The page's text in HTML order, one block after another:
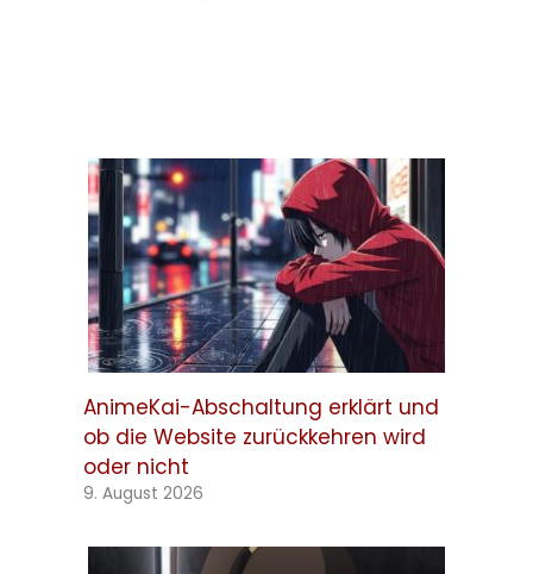
AnimeKai-Abschaltung erklärt und
ob die Website zurückkehren wird
oder nicht
9. August 2026